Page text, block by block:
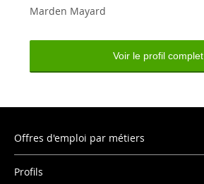
Marden Mayard
Voir le profil complet
Offres d'emploi par métiers
Profils